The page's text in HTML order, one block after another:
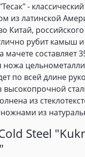
-
из латинской
Китай,
рубит камыш и
составляет
ножа
по всей длине
высокопрочной
из
ножнами из
Steel